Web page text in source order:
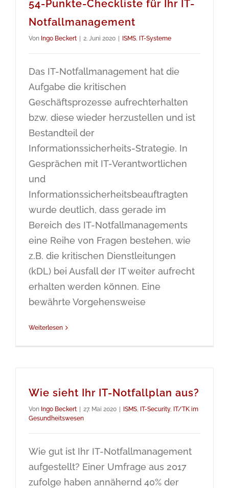
54-Punkte-Checkliste für Ihr IT-
Notfallmanagement
Von Ingo Beckert 2. Juni 2020 ISMS, IT-Systeme
Das IT-Notfallmanagement hat die
Aufgabe die kritischen
Geschäftsprozesse aufrechterhalten
bzw. diese wieder herzustellen und ist
Bestandteil der
Informationssicherheits-Strategie. In
Gesprächen mit IT-Verantwortlichen
und
Informationssicherheitsbeauftragten
wurde deutlich, dass gerade im
Bereich des IT-Notfallmanagements
eine Reihe von Fragen bestehen, wie
z.B. die kritischen Dienstleitungen
(kDL) bei Ausfall der IT weiter aufrecht
erhalten werden können. Eine
bewährte Vorgehensweise
Weiterlesen
Wie sieht Ihr IT-Notfallplan aus?
Von Ingo Beckert 27. Mai 2020 ISMS, IT-Security, IT/TK im
Gesundheitswesen
Wie gut ist Ihr IT-Notfallmanagement
aufgestellt? Einer Umfrage aus 2017
zufolge haben annähernd 40% der